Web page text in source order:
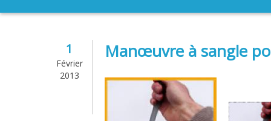
Vous êtes ici
1
Février
2013
Manœuvre à sangle